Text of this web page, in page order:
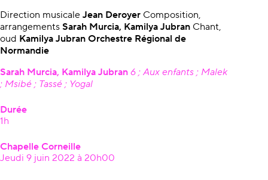
Direction musicale Jean Deroyer Composition,
arrangements Sarah Murcia, Kamilya Jubran Chant,
oud Kamilya Jubran Orchestre Régional de
Normandie
Sarah Murcia, Kamilya Jubran 6 ; Aux enfants ; Malek
; Msibé ; Tassé ; Yogal
Durée
1h
Chapelle Corneille
Jeudi 9 juin 2022 à 20h00